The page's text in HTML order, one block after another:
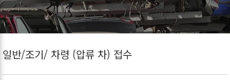
일반/조기/ 차령 (압류 차) 접수